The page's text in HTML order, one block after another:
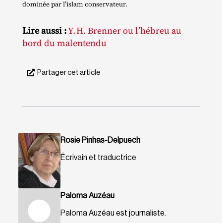
dominée par l’islam conservateur.
Lire aussi :Y. H. Brenner ou l’hébreu au
bord du malentendu
Partager cet article
Rosie Pinhas-Delpuech
Écrivain et traductrice
Paloma Auzéau
Paloma Auzéau est journaliste.